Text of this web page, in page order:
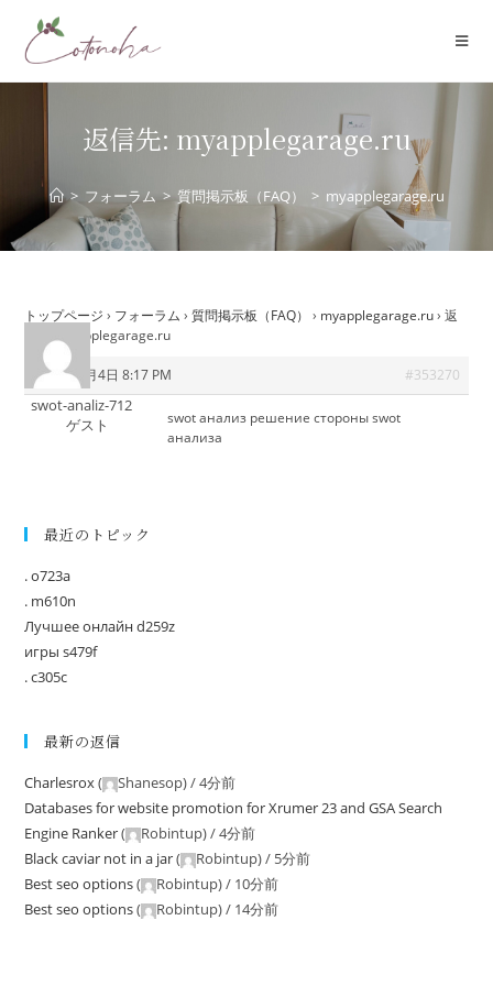
返信先: myapplegarage.ru
> フォーラム > 質問掲示板（FAQ） > myapplegarage.ru
トップページ › フォーラム › 質問掲示板（FAQ） › myapplegarage.ru › 返
信先: myapplegarage.ru
2025年9月4日 8:17 PM #353270
swot-analiz-712
ゲスト
swot анализ решениестороны swot
анализа
最近のトピック
. o723a
. m610n
Лучшее онлайн d259z
игры s479f
. c305c
最新の返信
Charlesrox( Shanesop) /4分前
Databases for website promotion for Xrumer 23 and GSA Search
Engine Ranker( Robintup) /4分前
Black caviar not in a jar( Robintup) / 5分前
Best seo options( Robintup) / 10分前
Best seo options( Robintup) / 14分前